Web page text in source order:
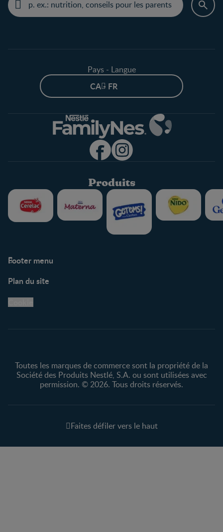
Pays - Langue
CA - FR
Produits
Footer menu
Centre de soutien
Avis légaux
Protection des
Plan du site
Toutes les marques de commerce sont la propriété de la
Société des Produits Nestlé, S.A. ou sont utilisées avec
permission. © 2026. Tous droits réservés.
Faites défiler vers le haut